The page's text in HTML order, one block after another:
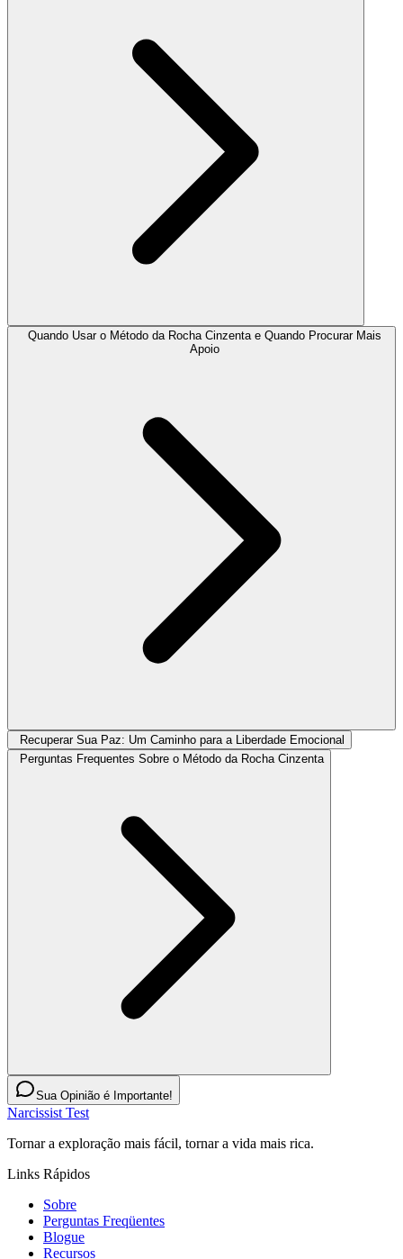
Quando Usar o Método da Rocha Cinzenta e Quando Procurar Mais
Apoio
Recuperar Sua Paz: Um Caminho para a Liberdade Emocional
Perguntas Frequentes Sobre o Método da Rocha Cinzenta
Sua Opinião é Importante!
Narcissist Test
Tornar a exploração mais fácil, tornar a vida mais rica.
Links Rápidos
Sobre
Perguntas Freqüentes
Blogue
Recursos